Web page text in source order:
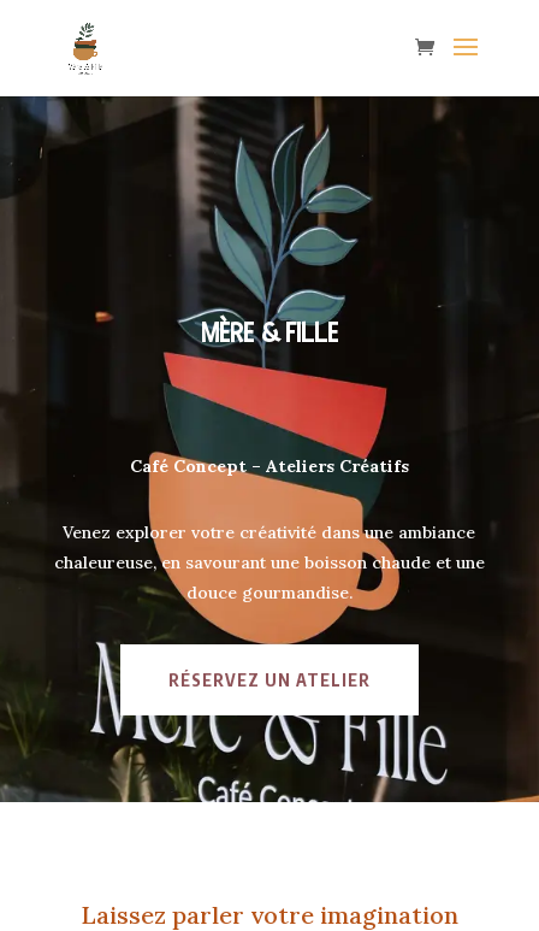
MÈRE & FILLE
Café Concept – Ateliers Créatifs
Venez explorer votre créativité dans une ambiance
chaleureuse, en savourant une boisson chaude et une
douce gourmandise.
RÉSERVEZ UN ATELIER
Laissez parler votre imagination